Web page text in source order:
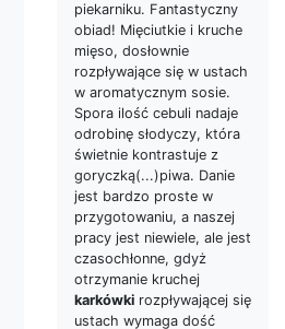
piekarniku. Fantastyczny
obiad! Mięciutkie i kruche
mięso, dosłownie
rozpływające się w ustach
w aromatycznym sosie.
Spora ilość cebuli nadaje
odrobinę słodyczy, która
świetnie kontrastuje z
goryczką(...)piwa. Danie
jest bardzo proste w
przygotowaniu, a naszej
pracy jest niewiele, ale jest
czasochłonne, gdyż
otrzymanie kruchej
karkówki rozpływającej się
ustach wymaga dość